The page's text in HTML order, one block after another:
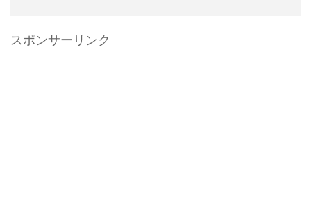
スポンサーリンク